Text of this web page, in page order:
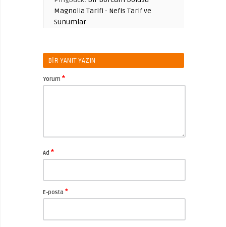
Magnolia Tarifi - Nefis Tarif ve
Sunumlar
BIR YANIT YAZIN
Yorum *
Ad *
E-posta *